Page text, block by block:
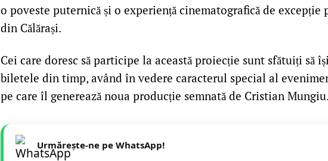
o poveste puternică și o experiență cinematografică de
din Călărași.
Cei care doresc să participe la această proiecție sunt sfătuiți să
biletele din timp, având în vedere caracterul special al
pe care îl generează noua producție semnată de Cristian Mungiu.
Urmărește-ne pe WhatsApp!